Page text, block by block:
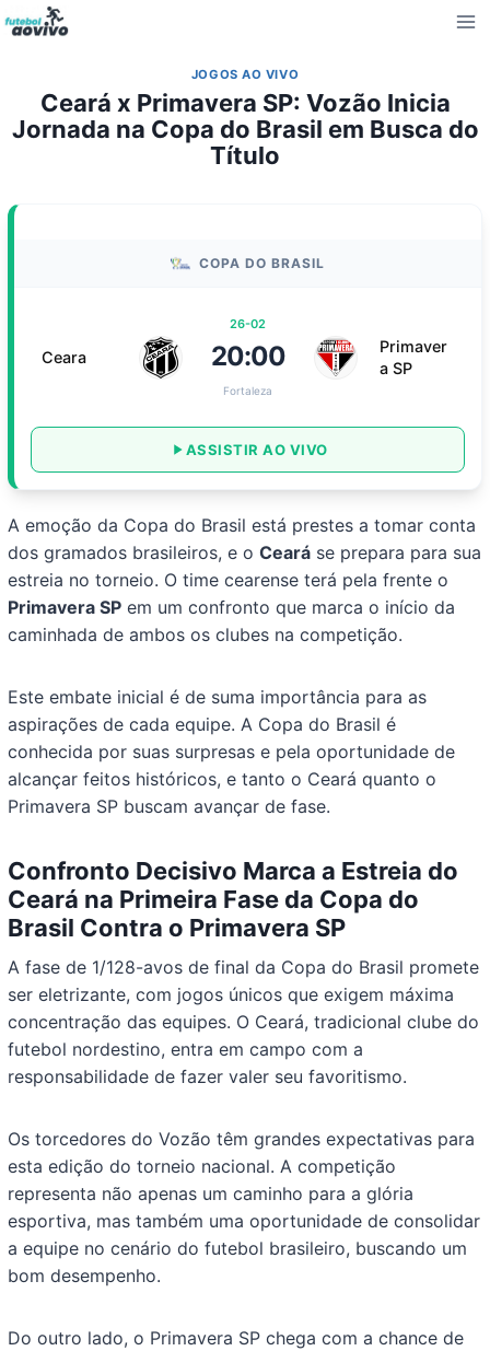
Pular
para
Conteúdo
JOGOS AO VIVO
Ceará x Primavera SP: Vozão Inicia
Jornada na Copa do Brasil em Busca do
Título
COPA DO BRASIL
Ceara
26-02
20:00
Fortaleza
Primaver
a SP
ASSISTIR AO VIVO
A emoção da Copa do Brasil está prestes a tomar conta
dos gramados brasileiros, e oCeará se prepara para sua
estreia no torneio. O time cearense terá pela frente o
Primavera SP em um confronto que marca o início da
caminhada de ambos os clubes na competição.
Este embate inicial é de suma importância para as
aspirações de cada equipe. A Copa do Brasil é
conhecida por suas surpresas e pela oportunidade de
alcançar feitos históricos, e tanto o Ceará quanto o
Primavera SP buscam avançar de fase.
Confronto Decisivo Marca a Estreia do
Ceará na Primeira Fase da Copa do
Brasil Contra o Primavera SP
A fase de 1/128-avos de final da Copa do Brasil promete
ser eletrizante, com jogos únicos que exigem máxima
concentração das equipes. O Ceará, tradicional clube do
futebol nordestino, entra em campo com a
responsabilidade de fazer valer seu favoritismo.
Os torcedores do Vozão têm grandes expectativas para
esta edição do torneio nacional. A competição
representa não apenas um caminho para a glória
esportiva, mas também uma oportunidade de consolidar
a equipe no cenário do futebol brasileiro, buscando um
bom desempenho.
Do outro lado, o Primavera SP chega com a chance de